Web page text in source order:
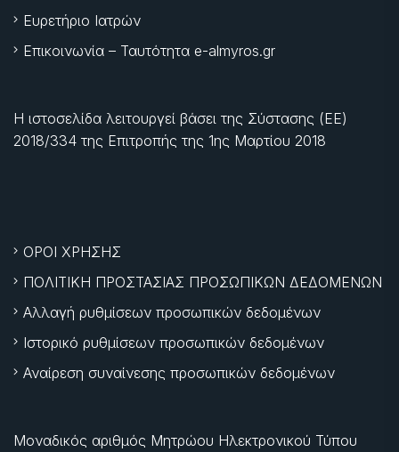
Ευρετήριο Ιατρών
Επικοινωνία – Ταυτότητα e-almyros.gr
Η ιστοσελίδα λειτουργεί βάσει της Σύστασης (ΕΕ)
2018/334 της Επιτροπής της 1ης Μαρτίου 2018
ΟΡΟΙ ΧΡΗΣΗΣ
ΠΟΛΙΤΙΚΗ ΠΡΟΣΤΑΣΙΑΣ ΠΡΟΣΩΠΙΚΩΝ ΔΕΔΟΜΕΝΩΝ
Αλλαγή ρυθμίσεων προσωπικών δεδομένων
Ιστορικό ρυθμίσεων προσωπικών δεδομένων
Αναίρεση συναίνεσης προσωπικών δεδομένων
Μοναδικός αριθμός Μητρώου Ηλεκτρονικού Τύπου